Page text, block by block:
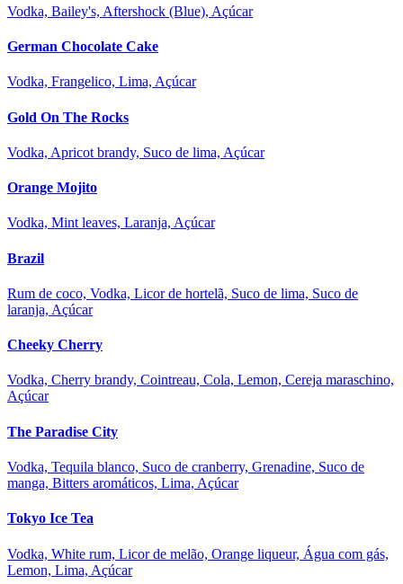
Vodka, Bailey's, Aftershock (Blue), Açúcar
German Chocolate Cake
Vodka, Frangelico, Lima, Açúcar
Gold On The Rocks
Vodka, Apricot brandy, Suco de lima, Açúcar
Orange Mojito
Vodka, Mint leaves, Laranja, Açúcar
Brazil
Rum de coco, Vodka, Licor de hortelã, Suco de lima, Suco de
laranja, Açúcar
Cheeky Cherry
Vodka, Cherry brandy, Cointreau, Cola, Lemon, Cereja maraschino,
Açúcar
The Paradise City
Vodka, Tequila blanco, Suco de cranberry, Grenadine, Suco de
manga, Bitters aromáticos, Lima, Açúcar
Tokyo Ice Tea
Vodka, White rum, Licor de melão, Orange liqueur, Água com gás,
Lemon, Lima, Açúcar